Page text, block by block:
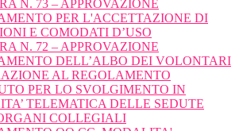
N. 73 – APPROVAZIONE
PER L'ACCETTAZIONE DI
E COMODATI D’USO
N. 72 – APPROVAZIONE
DELL’ALBO DEI VOLONTARI
AL REGOLAMENTO
PER LO SVOLGIMENTO IN
TELEMATICA DELLE SEDUTE
COLLEGIALI